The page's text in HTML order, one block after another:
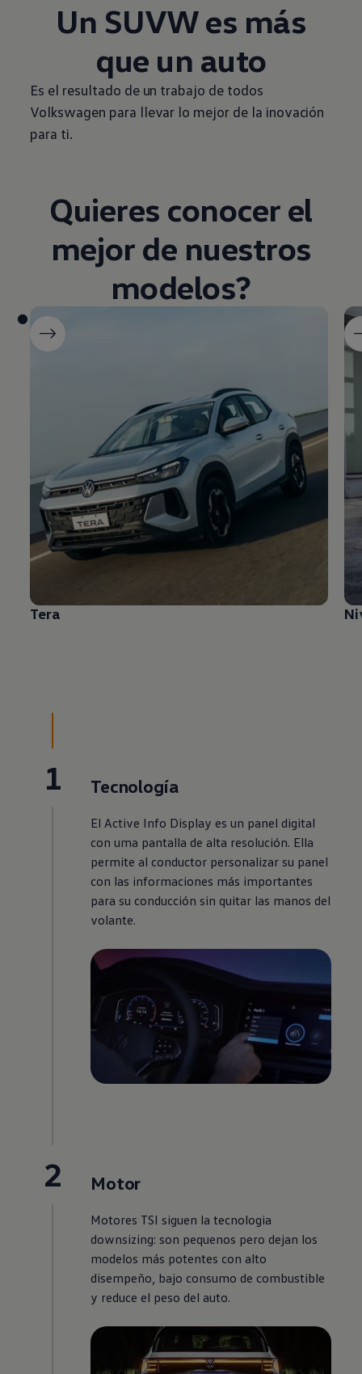
Un SUVW es más
que un auto
Es el resultado de un trabajo de todos
Volkswagen para llevar lo mejor de la inovación
para ti.
Quieres conocer el
mejor de nuestros
modelos?
Tera
1 Tecnología
El Active Info Display es un panel digital
con uma pantalla de alta resolución. Ella
permite al conductor personalizar su panel
con las informaciones más importantes
para su conducción sin quitar las manos del
volante.
2 Motor
Motores TSI siguen la tecnologia
downsizing: son pequenos pero dejan los
modelos más potentes con alto
disempeño, bajo consumo de combustible
y reduce el peso del auto.